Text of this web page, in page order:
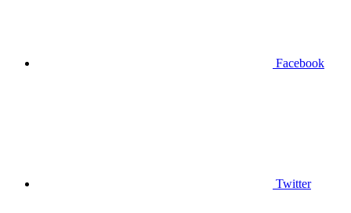
Facebook
Twitter